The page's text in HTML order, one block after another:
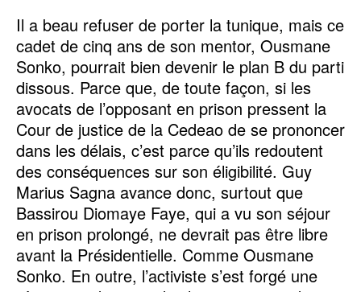
Il a beau refuser de porter la tunique, mais ce
cadet de cinq ans de son mentor, Ousmane
Sonko, pourrait bien devenir le plan B du parti
dissous. Parce que, de toute façon, si les
avocats de l’opposant en prison pressent la
Cour de justice de la Cedeao de se prononcer
dans les délais, c’est parce qu’ils redoutent
des conséquences sur son éligibilité. Guy
Marius Sagna avance donc, surtout que
Bassirou Diomaye Faye, qui a vu son séjour
en prison prolongé, ne devrait pas être libre
avant la Présidentielle. Comme Ousmane
Sonko. En outre, l’activiste s’est forgé une